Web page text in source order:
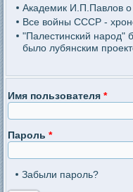
Академик И.П.Павлов
Все войны СССР -
"Палестинский народ"
было лубянским
Имя пользователя*
Пароль*
Забыли пароль?